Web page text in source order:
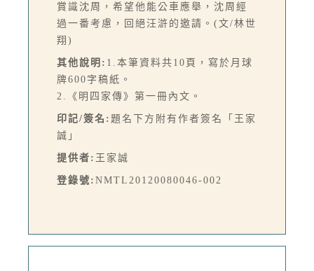
賞識沈周，希望他能公車應舉，沈周經
過一番考慮，回絕汪滸的邀請。(文/林世
翔)
其他說明: 1.本筆資料共10頁，寫於月球
牌600字稿紙。
2.《明四家傳》第一冊內文。
印記/簽名: 題名下方附有作者簽名「王家
誠」
提供者: 王家誠
登錄號: NMTL20120080046-002